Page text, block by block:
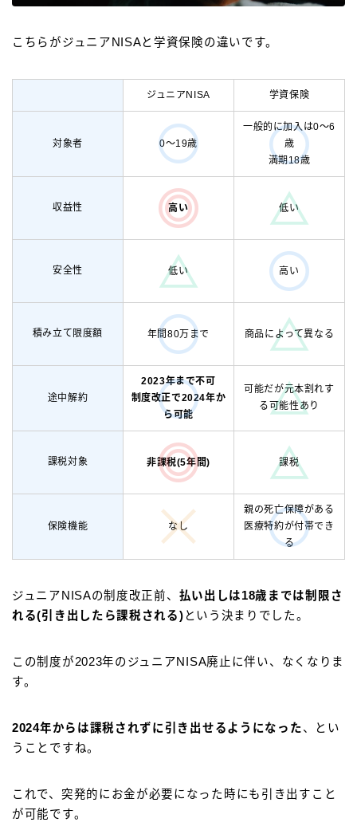
こちらがジュニアNISAと学資保険の違いです。
ジュニアNISA 学資保険
対象者 0～19歳
一般的に加入は0～6
歳
満期18歳
収益性 高い 低い
安全性 低い 高い
積み立て限度額 年間80万まで 商品によって異なる
途中解約
2023年まで不可
制度改正で2024年か
ら可能
可能だが元本割れす
る可能性あり
課税対象 非課税(5年間) 課税
保険機能 なし
親の死亡保障がある
医療特約が付帯でき
る
ジュニアNISAの制度改正前、 払い出しは18歳までは制限さ
れる(引き出したら課税される) という決まりでした。
この制度が2023年のジュニアNISA廃止に伴い、なくなりま
す。
2024年からは課税されずに引き出せるようになった、とい
うことですね。
これで、突発的にお金が必要になった時にも引き出すこと
が可能です。